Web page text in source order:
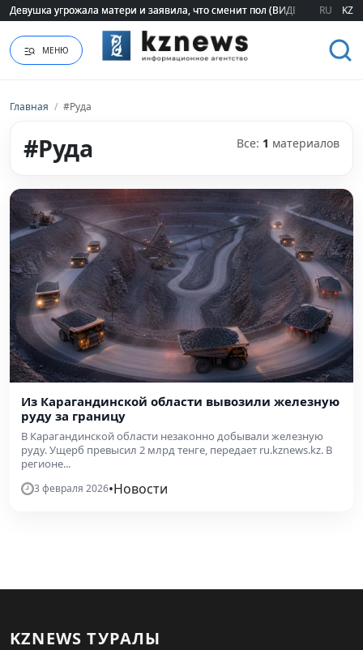
Девушка угрожала матери и заявила, что сменит пол (ВИДЕО)
Девушка угрожала матери и заявила, что сменит пол (ВИДЕО) RU KZ
МЕНЮ
Главная / #Руда
#Руда Все: 1 материалов
Из Карагандинской области вывозили железную
руду за границу
В Карагандинской области незаконно добывали железную
руду. Ущерб превысил 2 млрд тенге, передает ru.kznews.kz. В
регионе...
3 февраля 2026•Новости
KZNEWS ТУРАЛЫ